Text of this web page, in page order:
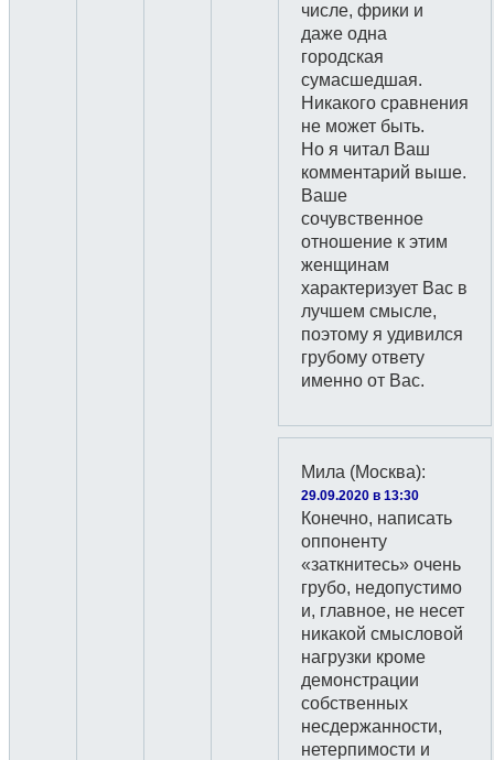
числе, фрики и
даже одна
городская
сумасшедшая.
Никакого сравнения
не может быть.
Но я читал Ваш
комментарий выше.
Ваше
сочувственное
отношение к этим
женщинам
характеризует Вас в
лучшем смысле,
поэтому я удивился
грубому ответу
именно от Вас.
Мила (Москва):
29.09.2020 в 13:30
Конечно, написать
оппоненту
«заткнитесь» очень
грубо, недопустимо
и, главное, не несет
никакой смысловой
нагрузки кроме
демонстрации
собственных
несдержанности,
нетерпимости и